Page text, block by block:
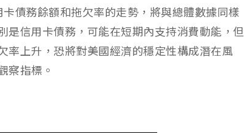
債務餘額和拖欠率的走勢，將與總體數據同樣
是信用卡債務，可能在短期內支持消費動能，但
率上升，恐將對美國經濟的穩定性構成潛在風
察指標。